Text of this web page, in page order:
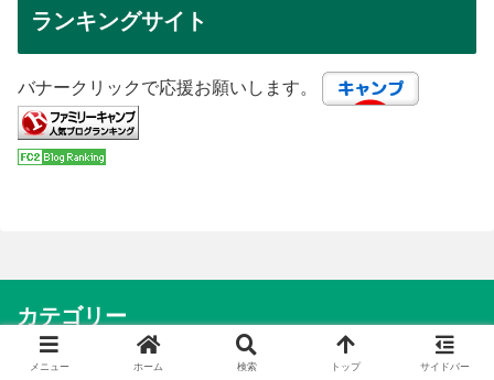
ランキングサイト
バナークリックで応援お願いします。
カテゴリー
イベント
メニュー ホーム 検索 トップ サイドバー